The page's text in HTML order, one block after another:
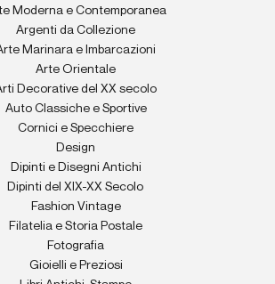
Moderna e Contemporanea
Argenti da Collezione
Marinara e Imbarcazioni
Arte Orientale
Decorative del XX secolo
Auto Classiche e Sportive
Cornici e Specchiere
Design
Dipinti e Disegni Antichi
Dipinti del XIX-XX Secolo
Fashion Vintage
Filatelia e Storia Postale
Fotografia
Gioielli e Preziosi